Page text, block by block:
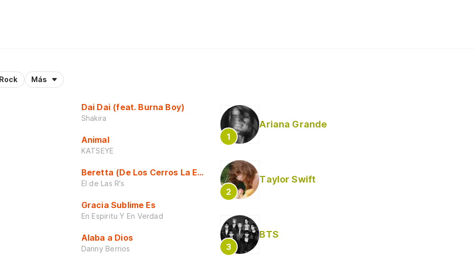
Rock Más
Dai Dai (feat. Burna Boy)
Shakira
Animal
KATSEYE
Beretta (De Los Cerros La Escuela)
El de Las R's
Gracia Sublime Es
En Espiritu Y En Verdad
Alaba a Dios
Danny Berrios
Ariana Grande
Taylor Swift
BTS